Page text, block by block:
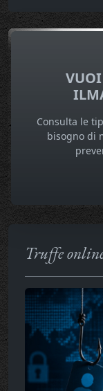
VUOI
Consulta le
bisogno di
Truffe